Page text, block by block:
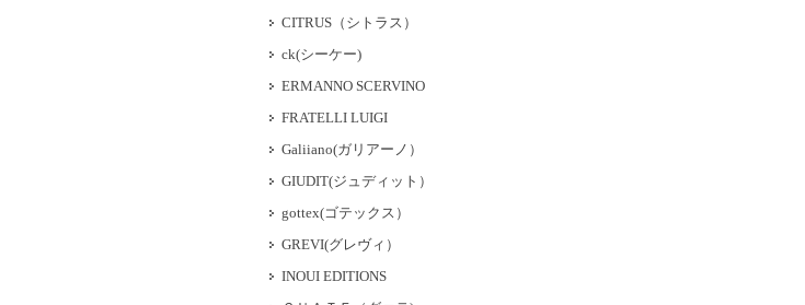
CITRUS（シトラス）
ck(シーケー)
ERMANNO SCERVINO
FRATELLI LUIGI
Galiiano(ガリアーノ）
GIUDIT(ジュディット）
gottex(ゴテックス）
GREVI(グレヴィ）
INOUI EDITIONS